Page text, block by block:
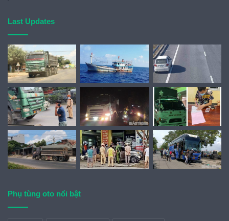
Last Updates
Phụ tùng oto nổi bật